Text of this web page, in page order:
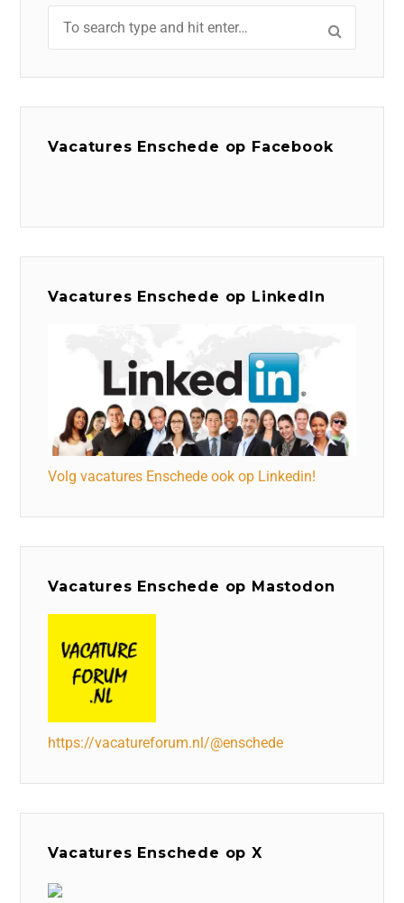
Vacatures Enschede op Facebook
Vacatures Enschede op LinkedIn
Volg vacatures Enschede ook op Linkedin!
Vacatures Enschede op Mastodon
https://vacatureforum.nl/@enschede
Vacatures Enschede op X